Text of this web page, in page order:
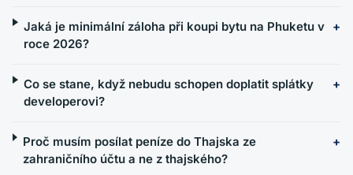
Jaká je minimální záloha při koupi bytu na Phuketu v
roce 2026?
Co se stane, když nebudu schopen doplatit splátky
developerovi?
Proč musím posílat peníze do Thajska ze
zahraničního účtu a ne z thajského?